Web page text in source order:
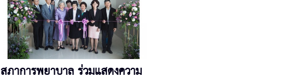
สภาการพยาบาล ร่วมแสดงความ